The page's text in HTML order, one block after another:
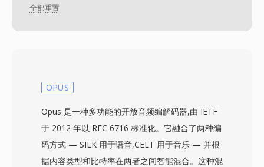
全部重置
OPUS
Opus 是一种多功能的开放音频编解码器,由 IETF
于 2012 年以 RFC 6716 标准化。它融合了两种编
码方式 — SILK 用于语音,CELT 用于音乐 — 并根
据内容类型和比特率在两者之间智能混合。这种混